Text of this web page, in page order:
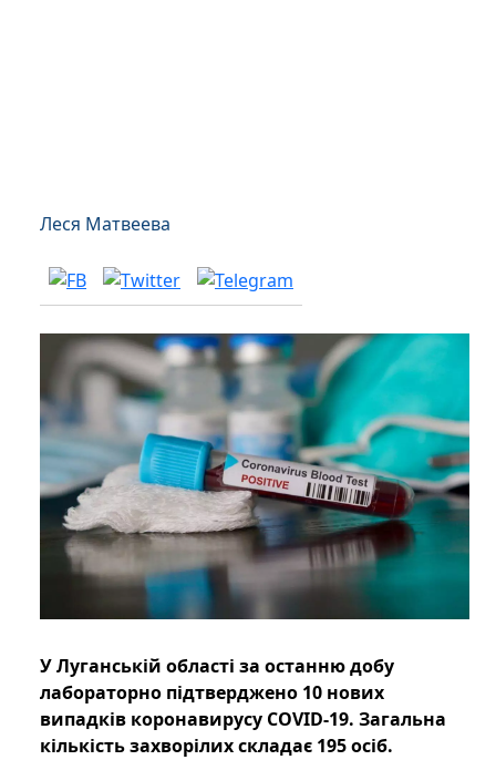
Леся Матвеева
У Луганській області за останню добу
лабораторно підтверджено 10 нових
випадків коронавирусу COVID-19. Загальна
кількість захворілих складає 195 осіб.